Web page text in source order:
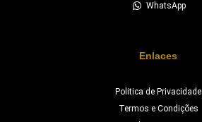
WhatsApp
Enlaces
Politica de Privacidade
Termos e Condições